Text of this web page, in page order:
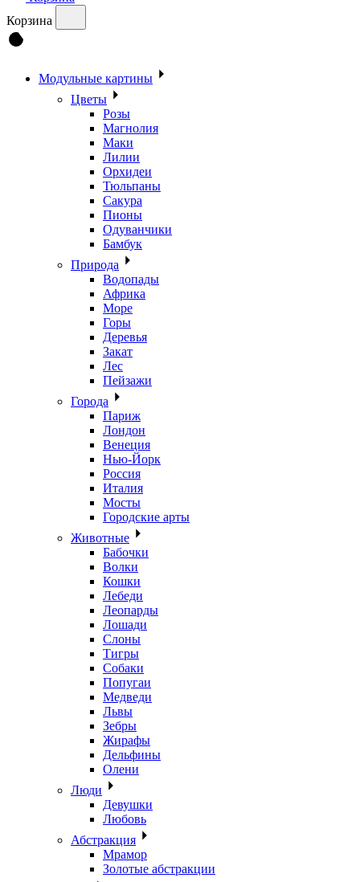
Корзина
Модульные картины
Цветы
Розы
Магнолия
Маки
Лилии
Орхидеи
Тюльпаны
Сакура
Пионы
Одуванчики
Бамбук
Природа
Водопады
Африка
Море
Горы
Деревья
Закат
Лес
Пейзажи
Города
Париж
Лондон
Венеция
Нью-Йорк
Россия
Италия
Мосты
Городские арты
Животные
Бабочки
Волки
Кошки
Лебеди
Леопарды
Лошади
Слоны
Тигры
Собаки
Попугаи
Медведи
Львы
Зебры
Жирафы
Дельфины
Олени
Люди
Девушки
Любовь
Абстракция
Мрамор
Золотые абстракции